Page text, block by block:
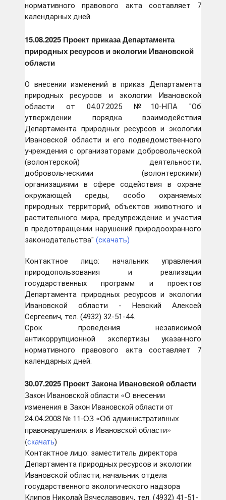
нормативного правового акта составляет 7
календарных дней.
15.08.2025 Проект приказа Департамента
природных ресурсов и экологии Ивановской
области
О внесении изменений в приказ Департамента
природных ресурсов и экологии Ивановской
области от 04.07.2025 №10-НПА "Об
утверждении порядка взаимодействия
Департамента природных ресурсов и экологии
Ивановской области и его подведомственного
учреждения с организаторами добровольческой
(волонтерской) деятельности,
добровольческими (волонтерскими)
организациями в сфере содействия в охране
окружающей среды, особо охраняемых
природных территорий, объектов животного и
растительного мира, предупреждение и участия
в предотвращении нарушений природоохранного
законодательства" (скачать)
Контактное лицо: начальник управления
природопользования и реализации
государственных программ и проектов
Департамента природных ресурсов и экологии
Ивановской области - Невский Алексей
Сергеевич, тел. (4932) 32-51-44.
Срок проведения независимой
антикоррупционной экспертизы указанного
нормативного правового акта составляет 7
календарных дней.
30.07.2025 Проект Закона Ивановской области
Закон Ивановской области «О внесении
изменения в Закон Ивановской области от
24.04.2008 № 11-ОЗ «Об административных
правонарушениях в Ивановской области»
(скачать)
Контактное лицо: заместитель директора
Департамента природных ресурсов и экологии
Ивановской области, начальник отдела
государственного экологического надзора
Клипов Николай Вячеславович, тел. (4932) 41-51-